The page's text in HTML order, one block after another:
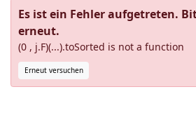
Es ist ein Fehler aufgetreten.
erneut.
(0 , j.F)(...).toSorted is not a function
Erneut versuchen